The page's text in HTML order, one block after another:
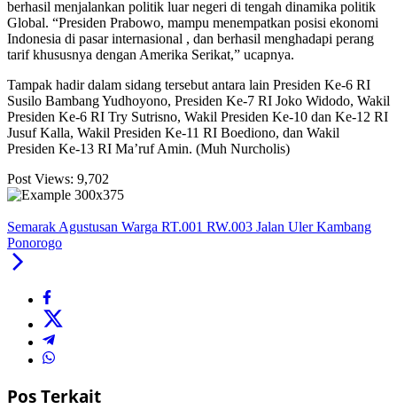
berhasil menjalankan politik luar negeri di tengah dinamika politik
Global. “Presiden Prabowo, mampu menempatkan posisi ekonomi
Indonesia di pasar internasional , dan berhasil menghadapi perang
tarif khususnya dengan Amerika Serikat,” ucapnya.
Tampak hadir dalam sidang tersebut antara lain Presiden Ke-6 RI
Susilo Bambang Yudhoyono, Presiden Ke-7 RI Joko Widodo, Wakil
Presiden Ke-6 RI Try Sutrisno, Wakil Presiden Ke-10 dan Ke-12 RI
Jusuf Kalla, Wakil Presiden Ke-11 RI Boediono, dan Wakil
Presiden Ke-13 RI Ma’ruf Amin. (Muh Nurcholis)
Post Views: 9,702
Semarak Agustusan Warga RT.001 RW.003 Jalan Uler Kambang
Ponorogo
Pos Terkait